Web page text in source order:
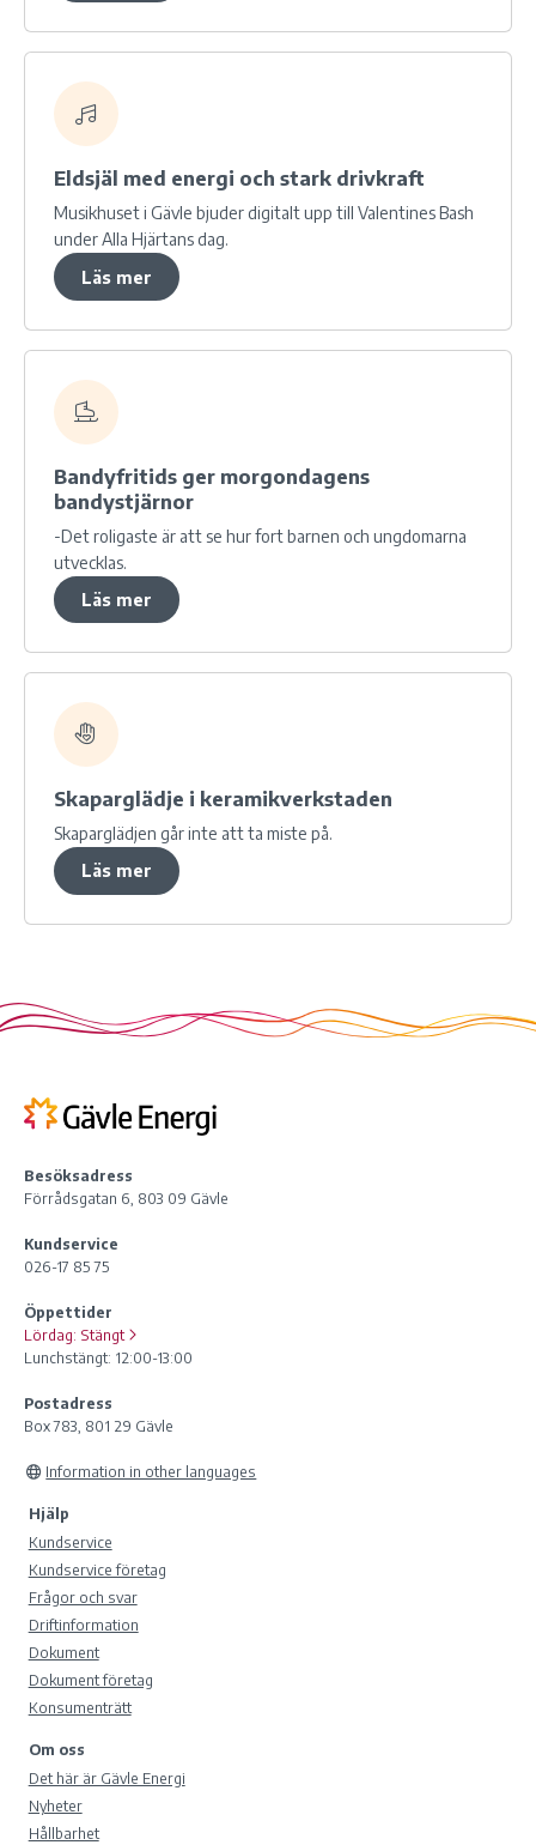
Eldsjäl med energi och stark drivkraft
Musikhuset i Gävle bjuder digitalt upp till Valentines Bash
under Alla Hjärtans dag.
Läs mer
Bandyfritids ger morgondagens
bandystjärnor
-Det roligaste är att se hur fort barnen och ungdomarna
utvecklas.
Läs mer
Skaparglädje i keramikverkstaden
Skaparglädjen går inte att ta miste på.
Läs mer
Besöksadress
Förrådsgatan 6, 803 09 Gävle
Kundservice
026-17 85 75
Öppettider
Lördag: Stängt
Lunchstängt: 12:00-13:00
Postadress
Box 783, 801 29 Gävle
Information in other languages
Hjälp
Kundservice
Kundservice företag
Frågor och svar
Driftinformation
Dokument
Dokument företag
Konsumenträtt
Om oss
Det här är Gävle Energi
Nyheter
Hållbarhet